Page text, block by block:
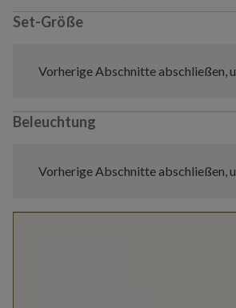
Set-Größe
Vorherige Abschnitte abschließen,
Beleuchtung
Vorherige Abschnitte abschließen,